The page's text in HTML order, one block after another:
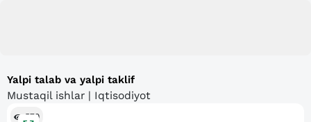
Yalpi talab va yalpi taklif
Mustaqil ishlar | Iqtisodiyot
579